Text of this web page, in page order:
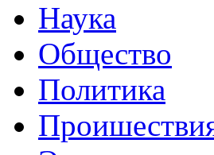
Наука
Общество
Политика